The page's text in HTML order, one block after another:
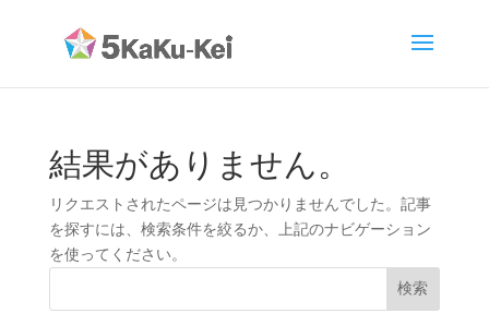
結果がありません。
リクエストされたページは見つかりませんでした。記事
を探すには、検索条件を絞るか、上記のナビゲーション
を使ってください。
検索